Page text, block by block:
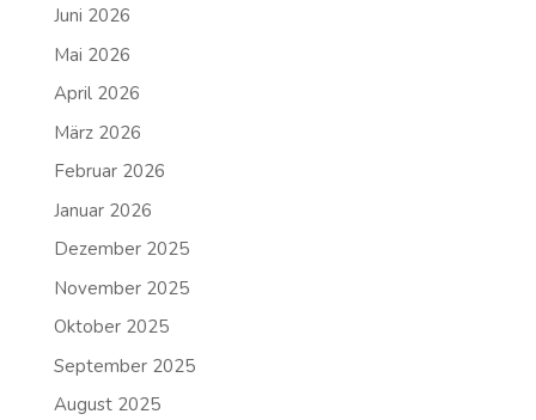
Juni 2026
Mai 2026
April 2026
März 2026
Februar 2026
Januar 2026
Dezember 2025
November 2025
Oktober 2025
September 2025
August 2025